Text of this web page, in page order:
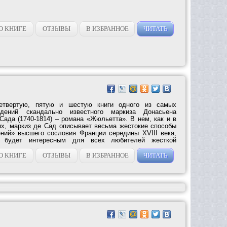
КНИГЕ ОТЗЫВЫ В ИЗБРАННОЕ ЧИТАТЬ
пятую и шестую книги одного из самых
скандально известного маркиза Донасьена
(1740-1814) – романа «Жюльетта». В нем, как и в
маркиз де Сад описывает весьма жестокие способы
высшего сословия Франции середины XVIII века,
будет интересным для всех любителей жесткой
КНИГЕ
ОТЗЫВЫ В ИЗБРАННОЕ ЧИТАТЬ